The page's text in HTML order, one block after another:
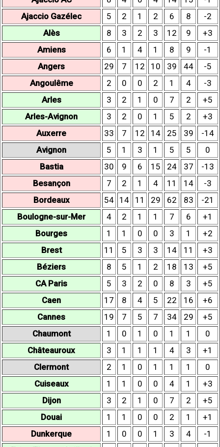
Ajaccio Gazélec
5 2 1 2 6 8
-2
Alès
8 3 2 3 12 9
+3
Amiens
6 1 4 1 8 9
-1
Angers
29 7 12 10 39 44
-5
Angoulême
2 0 0 2 1 4
-3
Arles
3 2 1 0 7 2
+5
Arles-Avignon
3 2 0 1 5 2
+3
Auxerre
33 7 12 14 25 39
-14
Avignon
5 1 3 1 5 5
0
Bastia
30 9 6 15 24 37
-13
Besançon
7 2 1 4 11 14
-3
Bordeaux
54 14 11 29 62 83
-21
Boulogne-sur-Mer
4 2 1 1 7 6
+1
Bourges
1 1 0 0 3 1
+2
Brest
11 5 3 3 14 11
+3
Béziers
8 5 1 2 18 13
+5
CA Paris
5 3 2 0 8 3
+5
Caen
17 8 4 5 22 16
+6
Cannes
19 7 5 7 34 29
+5
Chaumont
1 0 1 0 1 1
0
Châteauroux
3 1 1 1 4 3
+1
Clermont
2 1 0 1 1 1
0
Cuiseaux
1 1 0 0 4 1
+3
Dijon
3 2 1 0 7 2
+5
Douai
1 1 0 0 2 1
+1
Dunkerque
1 0 0 1 3 4
-1